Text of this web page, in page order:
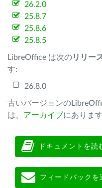
26.2.0
25.8.7
25.8.6
25.8.5
LibreOffice は次のリリー
す:
26.8.0
古いバージョンの
は、 アーカイブにあります
ドキュメントを読
フィードバックを